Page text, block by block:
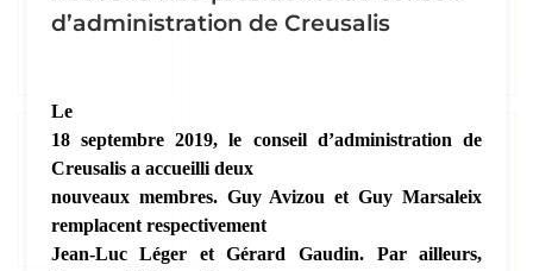
d’administration de Creusalis
Le
18 septembre 2019, le conseil d’administration de
Creusalis a accueilli deux
nouveaux membres. Guy Avizou et Guy Marsaleix
remplacent respectivement
Jean-Luc Léger et Gérard Gaudin. Par ailleurs,